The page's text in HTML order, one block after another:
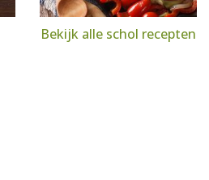
Bekijk alle schol recepten